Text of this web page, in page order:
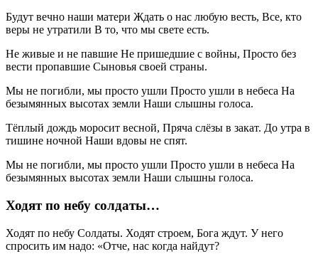
Будут вечно наши матери Ждать о нас любую весть, Все, кто
веры не утратили В то, что мы свете есть.
Не живые и не павшие Не пришедшие с войны, Просто без
вести пропавшие Сыновья своей страны.
Мы не погибли, мы просто ушли Просто ушли в небеса На
безымянных высотах земли Наши слышны голоса.
Тёплый дождь моросит весной, Пряча слёзы в закат. До утра в
тишине ночной Наши вдовы не спят.
Мы не погибли, мы просто ушли Просто ушли в небеса На
безымянных высотах земли Наши слышны голоса.
Ходят по небу солдаты…
Ходят по небу Солдаты. Ходят строем, Бога ждут. У него
спросить им надо: «Отче, нас когда найдут?